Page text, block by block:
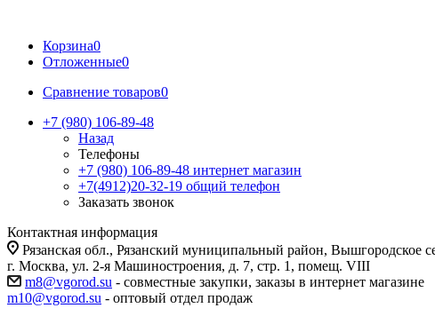
Корзина0
Отложенные0
Сравнение товаров0
+7 (980) 106-89-48
Назад
Телефоны
+7 (980) 106-89-48 интернет магазин
+7(4912)20-32-19 общий телефон
Заказать звонок
Контактная информация
Рязанская обл., Рязанский муниципальный район, Вышгородское
г. Москва, ул. 2-я Машиностроения, д. 7, стр. 1, помещ. VIII
m8@vgorod.su - совместные закупки, заказы в интернет магазине
m10@vgorod.su - оптовый отдел продаж